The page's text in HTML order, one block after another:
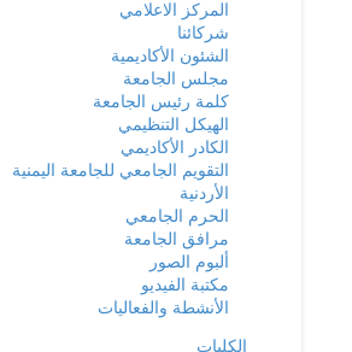
المركز الاعلامي
شركائنا
الشئون الأكاديمية
مجلس الجامعة
كلمة رئيس الجامعة
الهيكل التنظيمي
الكادر الأكاديمي
التقويم الجامعي للجامعة اليمنية
الأردنية
الحرم الجامعي
مرافق الجامعة
ألبوم الصور
مكتبة الفيديو
الأنشطة والفعاليات
الكليات